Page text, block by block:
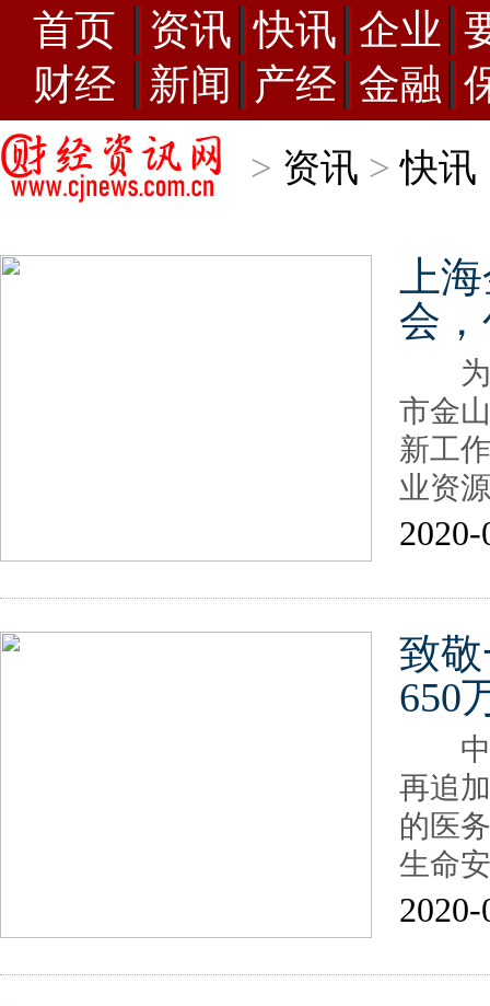
首页 资讯 快讯 企业
财经
新闻 产经 金融
> 资讯 >快讯
上
会
为应
市金
新工
业资
致
650
中国
再追
的医
生命